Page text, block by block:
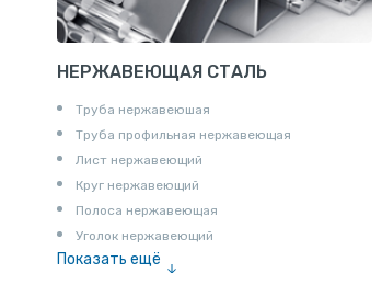
НЕРЖАВЕЮЩАЯ СТАЛЬ
Труба нержавеюшая
Труба профильная нержавеющая
Лист нержавеющий
Круг нержавеющий
Полоса нержавеющая
Уголок нержавеющий
Показать ещё